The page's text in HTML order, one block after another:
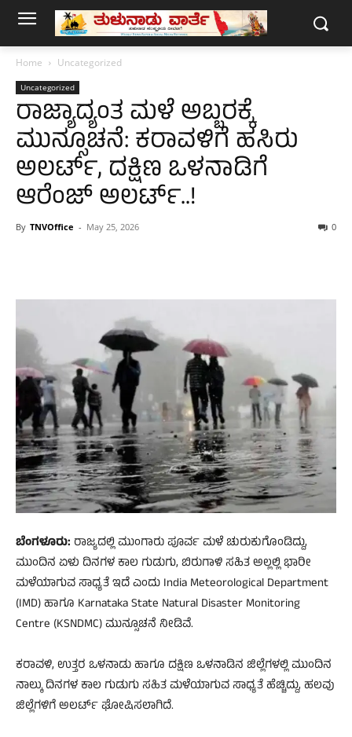
Home Uncategorized
Uncategorized
ರಾಜ್ಯಾದ್ಯಂತ ಮಳೆ ಅಬ್ಬರಕ್ಕೆ
ಮುನ್ಸೂಚನೆ: ಕರಾವಳಿಗೆ ಹಸಿರು
ಅಲರ್ಟ್, ದಕ್ಷಿಣ ಒಳನಾಡಿಗೆ
ಆರೆಂಜ್ ಅಲರ್ಟ್..!
By TNVOffice - May 25, 2026 0
ಬೆಂಗಳೂರು: ರಾಜ್ಯದಲ್ಲಿ ಮುಂಗಾರು ಪೂರ್ವ ಮಳೆ ಚುರುಕುಗೊಂಡಿದ್ದು,
ಮುಂದಿನ ಏಳು ದಿನಗಳ ಕಾಲ ಗುಡುಗು, ಬಿರುಗಾಳಿ ಸಹಿತ ಅಲ್ಲಲ್ಲಿ ಭಾರೀ
ಮಳೆಯಾಗುವ ಸಾಧ್ಯತೆ ಇದೆ ಎಂದು India Meteorological Department
(IMD) ಹಾಗೂ Karnataka State Natural Disaster Monitoring
Centre (KSNDMC) ಮುನ್ಸೂಚನೆ ನೀಡಿವೆ.
ಕರಾವಳಿ, ಉತ್ತರ ಒಳನಾಡು ಹಾಗೂ ದಕ್ಷಿಣ ಒಳನಾಡಿನ ಜಿಲ್ಲೆಗಳಲ್ಲಿ ಮುಂದಿನ
ನಾಲ್ಕು ದಿನಗಳ ಕಾಲ ಗುಡುಗು ಸಹಿತ ಮಳೆಯಾಗುವ ಸಾಧ್ಯತೆ ಹೆಚ್ಚಿದ್ದು, ಹಲವು
ಜಿಲ್ಲೆಗಳಿಗೆ ಅಲರ್ಟ್ ಘೋಷಿಸಲಾಗಿದೆ.